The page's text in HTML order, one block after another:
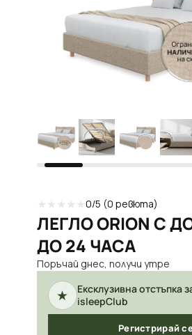
★ ★ ★ ★ ★0/5 (0 ревюта)
ЛЕГЛО ORION С
ДО 24 ЧАСА
Поръчай днес, получи утре
★
Ексклузивна отстъпка
isleepClub
Регистрирай